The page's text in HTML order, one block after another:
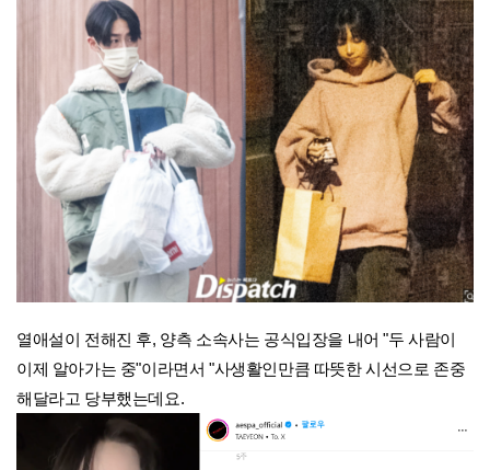
열애설이 전해진 후, 양측 소속사는 공식입장을 내어 "두 사람이
이제 알아가는 중"이라면서 "사생활인만큼 따뜻한 시선으로 존중
해달라고 당부했는데요.